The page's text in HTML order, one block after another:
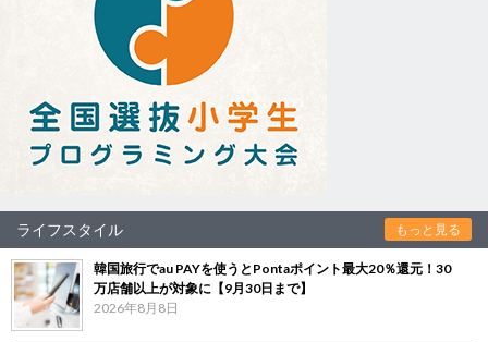
ライフスタイル もっと見る
韓国旅行でau PAYを使うとPontaポイント最大20％還元！30
万店舗以上が対象に【9月30日まで】
2026年8月8日